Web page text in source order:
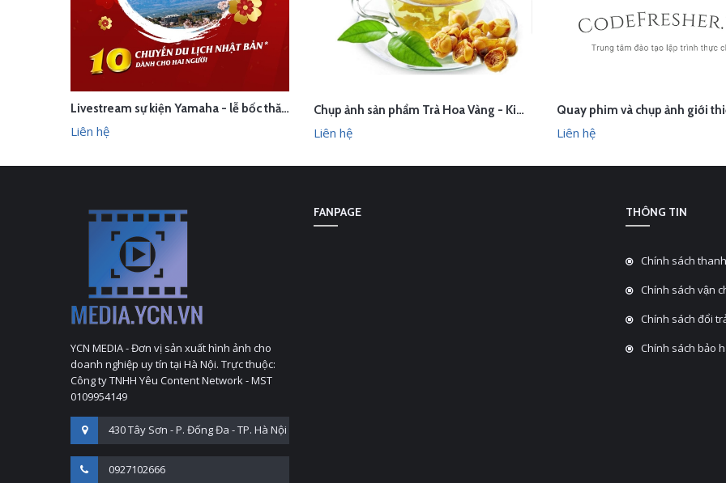
LIÊN HỆ XEM NHANH
Livestream sự kiện Yamaha - lễ bốc thăm chuyến du lịch Nhật Bản 100 triệu - Hà Nội
Liên hệ
LIÊN HỆ XEM NHANH
Chụp ảnh sản phẩm Trà Hoa Vàng - Kim Hoa Trà tại studio Hà Nội
Liên hệ
LIÊN HỆ XEM
Liên hệ
YCN MEDIA - Đơn vị sản xuất hình ảnh cho
doanh nghiệp uy tín tại Hà Nội. Trực thuộc:
Công ty TNHH Yêu Content Network - MST
0109954149
430 Tây Sơn - P. Đống Đa - TP. Hà Nội
0927102666
FANPAGE THÔNG TIN
Chính sách
Chính sách vận
Chính sách đổi
Chính sách bảo